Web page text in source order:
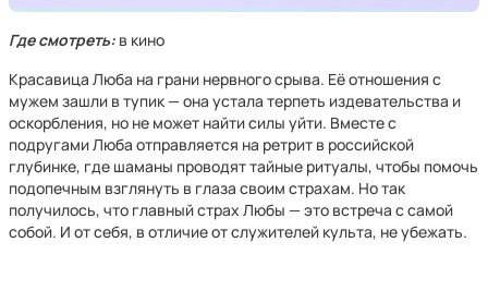
Где смотреть: в кино
Красавица Люба на грани нервного срыва. Её отношения с
мужем зашли в тупик — она устала терпеть издевательства и
оскорбления, но не может найти силы уйти. Вместе с
подругами Люба отправляется на ретрит в российской
глубинке, где шаманы проводят тайные ритуалы, чтобы помочь
подопечным взглянуть в глаза своим страхам. Но так
получилось, что главный страх Любы — это встреча с самой
собой. И от себя, в отличие от служителей культа, не убежать.